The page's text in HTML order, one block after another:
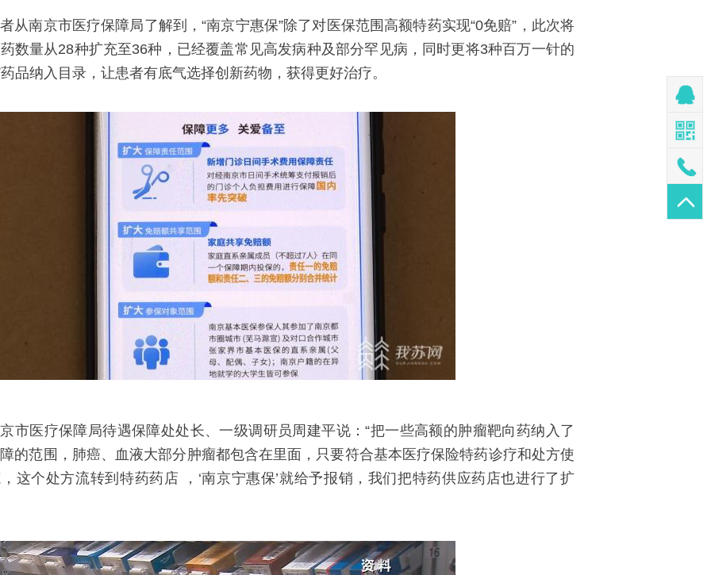
从南京市医疗保障局了解到，“南京宁惠保”除了对医保范围高额特药实现“0免赔”，此次将
数量从28种扩充至36种，已经覆盖常见高发病种及部分罕见病，同时更将3种百万一针的
品纳入目录，让患者有底气选择创新药物，获得更好治疗。
市医疗保障局待遇保障处处长、一级调研员周建平说：“把一些高额的肿瘤靶向药纳入了
的范围，肺癌、血液大部分肿瘤都包含在里面，只要符合基本医疗保险特药诊疗和处方使
这个处方流转到特药药店 ，‘南京宁惠保’就给予报销，我们把特药供应药店也进行了扩